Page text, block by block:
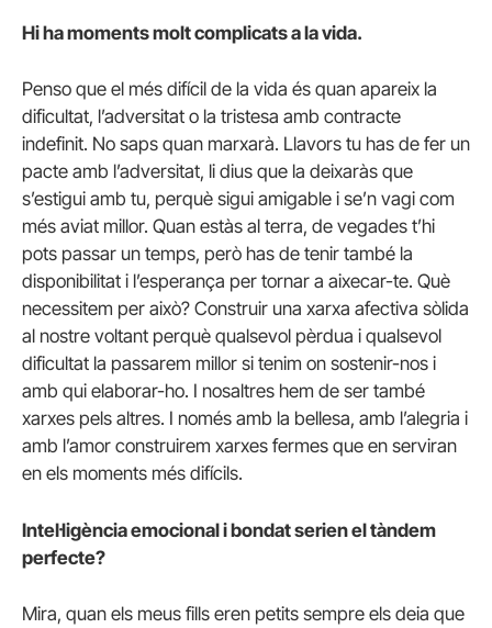
Hi ha moments molt complicats a la vida.
Penso que el més difícil de la vida és quan apareix la
dificultat, l’adversitat o la tristesa amb contracte
indefinit. No saps quan marxarà. Llavors tu has de fer un
pacte amb l’adversitat, li dius que la deixaràs que
s’estigui amb tu, perquè sigui amigable i se’n vagi com
més aviat millor. Quan estàs al terra, de vegades t’hi
pots passar un temps, però has de tenir també la
disponibilitat i l’esperança per tornar a aixecar-te. Què
necessitem per això? Construir una xarxa afectiva sòlida
al nostre voltant perquè qualsevol pèrdua i qualsevol
dificultat la passarem millor si tenim on sostenir-nos i
amb qui elaborar-ho. I nosaltres hem de ser també
xarxes pels altres. I només amb la bellesa, amb l’alegria i
amb l’amor construirem xarxes fermes que en serviran
en els moments més difícils.
Intel·ligència emocional i bondat serien el tàndem
perfecte?
Mira, quan els meus fills eren petits sempre els deia que